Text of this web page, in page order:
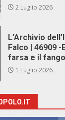
2 Luglio 2026
L’Archivio
Falco | 46909 -
farsa e il fango
1 Luglio 2026